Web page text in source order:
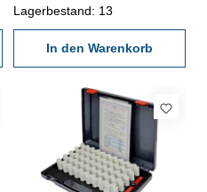
Messstifthalter - im Behältnis /
Kasten Messbereich 4,01 -
5,00 mm
Lagerbestand: 13
In den Warenkorb